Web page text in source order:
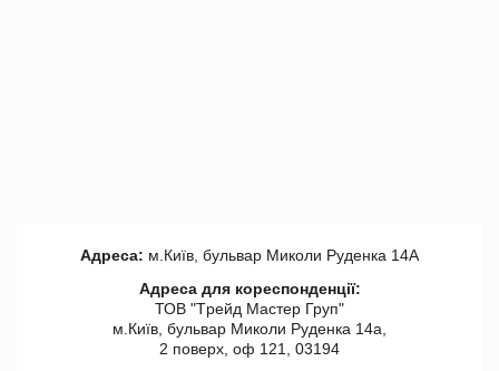
Адреса: м.Київ, бульвар Миколи Руденка 14А
Адреса для кореспонденції:
ТОВ "Tрейд Мастер Груп"
м.Київ, бульвар Миколи Руденка 14а,
2 поверх, оф 121, 03194